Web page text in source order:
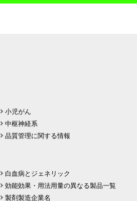
小児がん
中枢神経系
品質管理に関する情報
白血病とジェネリック
効能効果・用法用量の異なる製品一覧
製剤製造企業名